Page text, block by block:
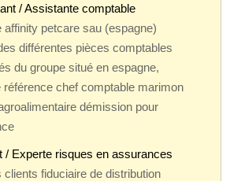
/ Assistante comptable
petcare sau (espagne)
différentes pièces comptables
du groupe situé en espagne,
référence chef comptable marimon
démission pour
/ Experte risques en assurances
fiduciaire de distribution